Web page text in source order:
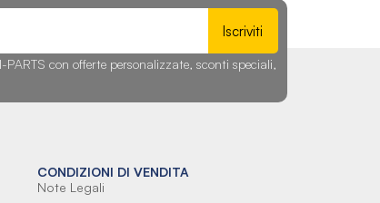
Iscriviti
PARTS con offerte personalizzate, sconti speciali,
CONDIZIONI DI VENDITA
Note Legali